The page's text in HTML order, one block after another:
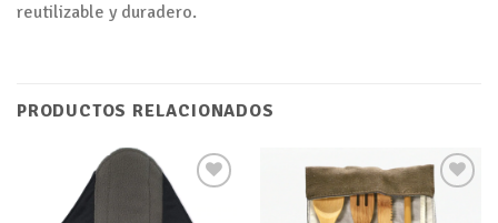
reutilizable y duradero.
PRODUCTOS RELACIONADOS